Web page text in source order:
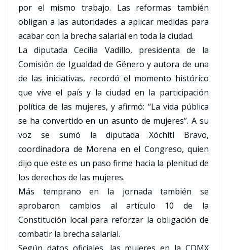
por el mismo trabajo. Las reformas también
obligan a las autoridades a aplicar medidas para
acabar con la brecha salarial en toda la ciudad.
La diputada Cecilia Vadillo, presidenta de la
Comisión de Igualdad de Género y autora de una
de las iniciativas, recordó el momento histórico
que vive el país y la ciudad en la participación
política de las mujeres, y afirmó: “La vida pública
se ha convertido en un asunto de mujeres”. A su
voz se sumó la diputada Xóchitl Bravo,
coordinadora de Morena en el Congreso, quien
dijo que este es un paso firme hacia la plenitud de
los derechos de las mujeres.
Más temprano en la jornada también se
aprobaron cambios al artículo 10 de la
Constitución local para reforzar la obligación de
combatir la brecha salarial.